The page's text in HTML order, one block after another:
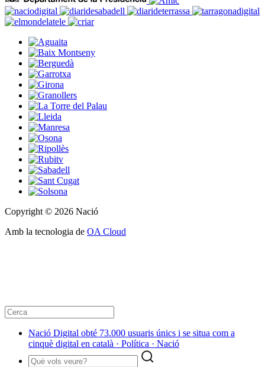
Copyright © 2026 Nació
Amb la tecnologia de OA Cloud
Nació Digital obté 73.000 usuaris únics i se situa com a
cinquè digital en català · Política · Nació